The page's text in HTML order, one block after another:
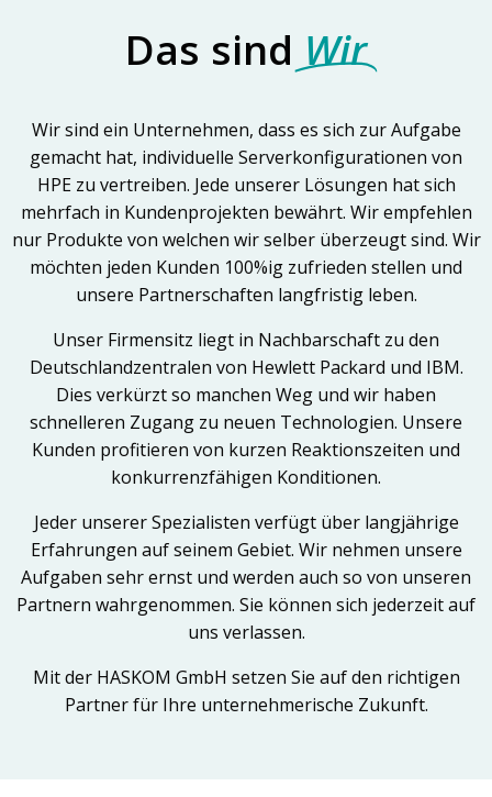
Das sind Wir
Wir sind ein Unternehmen, dass es sich zur Aufgabe
gemacht hat, individuelle Serverkonfigurationen von
HPE zu vertreiben. Jede unserer Lösungen hat sich
mehrfach in Kundenprojekten bewährt. Wir empfehlen
nur Produkte von welchen wir selber überzeugt sind. Wir
möchten jeden Kunden 100%ig zufrieden stellen und
unsere Partnerschaften langfristig leben.
Unser Firmensitz liegt in Nachbarschaft zu den
Deutschlandzentralen von Hewlett Packard und IBM.
Dies verkürzt so manchen Weg und wir haben
schnelleren Zugang zu neuen Technologien. Unsere
Kunden profitieren von kurzen Reaktionszeiten und
konkurrenzfähigen Konditionen.
Jeder unserer Spezialisten verfügt über langjährige
Erfahrungen auf seinem Gebiet. Wir nehmen unsere
Aufgaben sehr ernst und werden auch so von unseren
Partnern wahrgenommen. Sie können sich jederzeit auf
uns verlassen.
Mit der HASKOM GmbH setzen Sie auf den richtigen
Partner für Ihre unternehmerische Zukunft.